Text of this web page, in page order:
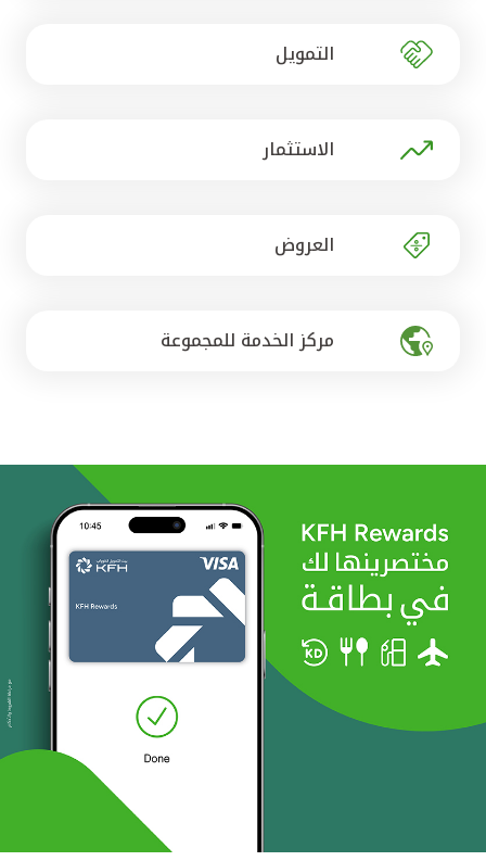
مصر
التمويل
الاستثمار
العروض
مركز الخدمة للمجموعة